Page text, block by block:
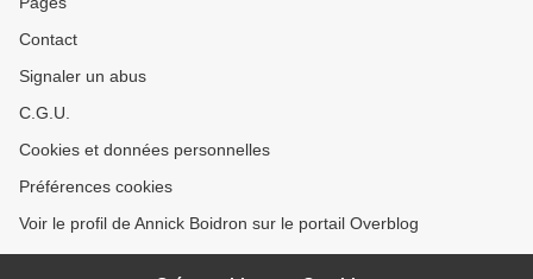
Contact
Signaler un abus
C.G.U.
Cookies et données personnelles
Préférences cookies
Voir le profil de Annick Boidron sur le portail Overblog